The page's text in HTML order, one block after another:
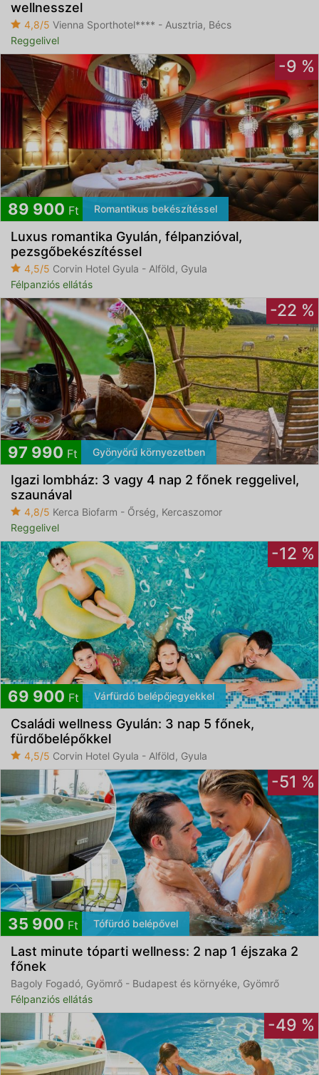
wellnesszel
4,8/5 Vienna Sporthotel**** - Ausztria, Bécs
Reggelivel
-9 %
89 900 Ft Romantikus bekészítéssel
Luxus romantika Gyulán, félpanzióval,
pezsgőbekészítéssel
4,5/5 Corvin Hotel Gyula - Alföld, Gyula
Félpanziós ellátás
-22 %
97 990 Ft Gyönyörű környezetben
Igazi lombház: 3 vagy 4 nap 2 főnek reggelivel,
szaunával
4,8/5 Kerca Biofarm - Őrség, Kercaszomor
Reggelivel
-12 %
69 900 Ft Várfürdő belépőjegyekkel
Családi wellness Gyulán: 3 nap 5 főnek,
fürdőbelépőkkel
4,5/5 Corvin Hotel Gyula - Alföld, Gyula
-51 %
35 900 Ft Tófürdő belépővel
Last minute tóparti wellness: 2 nap 1 éjszaka 2
főnek
Bagoly Fogadó, Gyömrő - Budapest és környéke, Gyömrő
Félpanziós ellátás
-49 %